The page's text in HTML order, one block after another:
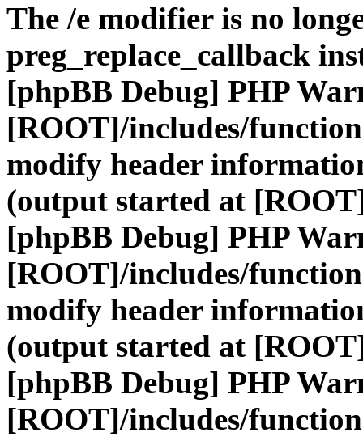
The /e modifier is no
preg_replace_callback
[phpBB Debug] PHP
[ROOT]/includes/
modify header
(output started at
[phpBB Debug] PHP
[ROOT]/includes/
modify header
(output started at
[phpBB Debug] PHP
[ROOT]/includes/